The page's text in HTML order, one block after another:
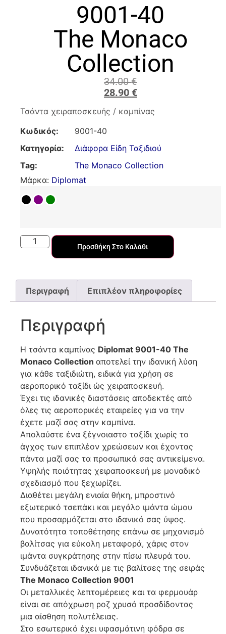
9001-40
The Monaco
Collection
34.00€
28.90 €
Τσάντα χειραποσκευής / καμπίνας
Κωδικός:
9001-40
Κατηγορία:
Διάφορα Είδη Ταξιδιού
Tag:
The Monaco Collection
Μάρκα: Diplomat
Προσθήκη Στο Καλάθι
Περιγραφή Επιπλέον πληροφορίες
Περιγραφή
Η τσάντα καμπίνας Diplomat 9001-40 The
Monaco Collection αποτελεί την ιδανική λύση
για κάθε ταξιδιώτη, ειδικά για χρήση σε
αεροπορικό ταξίδι ώς χειραποσκευή.
Έχει τις ιδανικές διαστάσεις αποδεκτές από
όλες τις αεροπορικές εταιρείες για να την
έχετε μαζί σας στην καμπίνα.
Απολαύστε ένα ξέγνοιαστο ταξίδι χωρίς το
άγχος των επιπλέον χρεώσεων και έχοντας
πάντα μαζί σας τα προσωπικά σας αντικείμενα.
Υψηλής ποιότητας χειραποσκευή με μοναδικό
σχεδιασμό που ξεχωρίζει.
Διαθέτει μεγάλη ενιαία θήκη, μπροστινό
εξωτερικό τσεπάκι και μεγάλο ιμάντα ώμου
που προσαρμόζεται στο ιδανικό σας ύψος.
Δυνατότητα τοποθέτησης επάνω σε μηχανισμό
βαλίτσας για εύκολη μεταφορά, χάρις στον
ιμάντα συγκράτησης στην πίσω πλευρά του.
Συνδυάζεται ιδανικά με τις βαλίτσες της σειράς
The Monaco Collection 9001
Οι μεταλλικές λεπτομέρειες και τα φερμουάρ
είναι σε απόχρωση ροζ χρυσό προσδίδοντας
μια αίσθηση πολυτέλειας.
Στο εσωτερικό έχει υφασμάτινη φόδρα σε